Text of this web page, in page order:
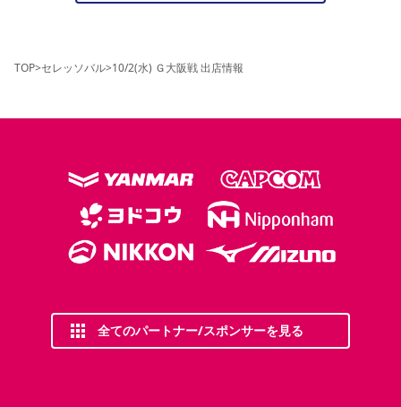
TOP>セレッソバル>10/2(水) Ｇ大阪戦 出店情報
全てのパートナー/スポンサーを見る